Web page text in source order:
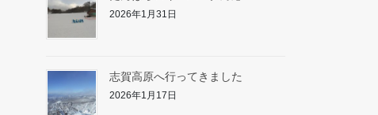
2026年1月31日
志賀高原へ行ってきました
2026年1月17日